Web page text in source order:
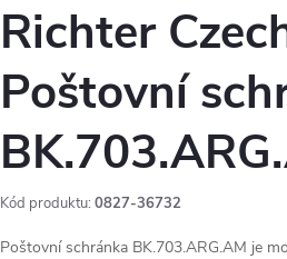
Richter
Poštovní
Kód produktu: 0827-36732
Poštovní schránka BK.703.ARG.AM je